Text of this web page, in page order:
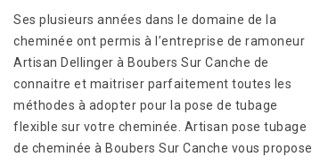
Ses plusieurs années dans le domaine de la
cheminée ont permis à l’entreprise de ramoneur
Artisan Dellinger à Boubers Sur Canche de
connaitre et maitriser parfaitement toutes les
méthodes à adopter pour la pose de tubage
flexible sur votre cheminée. Artisan pose tubage
de cheminée à Boubers Sur Canche vous propose